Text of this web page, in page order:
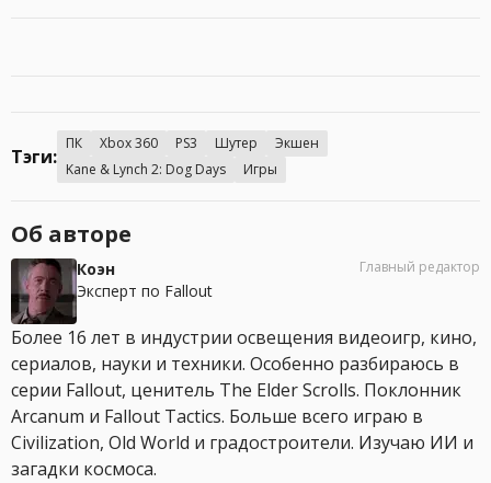
Тэги:
ПК Xbox 360 PS3 Шутер
Экшен
Kane & Lynch 2: Dog Days
Игры
Об авторе
Коэн
Эксперт по Fallout
Главный редактор
Более 16 лет в индустрии освещения видеоигр, кино,
сериалов, науки и техники. Особенно разбираюсь в
серии Fallout, ценитель The Elder Scrolls. Поклонник
Arcanum и Fallout Tactics. Больше всего играю в
Civilization, Old World и градостроители. Изучаю ИИ и
загадки космоса.